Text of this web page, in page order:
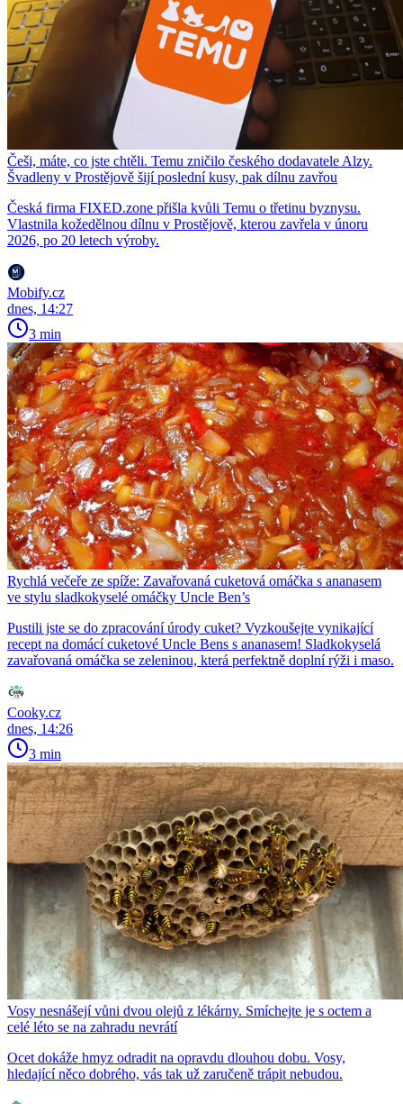
Češi, máte, co jste chtěli. Temu zničilo českého dodavatele Alzy.
Švadleny v Prostějově šijí poslední kusy, pak dílnu zavřou
Česká firma FIXED.zone přišla kvůli Temu o třetinu byznysu.
Vlastnila kožedělnou dílnu v Prostějově, kterou zavřela v únoru
2026, po 20 letech výroby.
Mobify.cz
dnes, 14:27
3 min
Rychlá večeře ze spíže: Zavařovaná cuketová omáčka s ananasem
ve stylu sladkokyselé omáčky Uncle Ben’s
Pustili jste se do zpracování úrody cuket? Vyzkoušejte vynikající
recept na domácí cuketové Uncle Bens s ananasem! Sladkokyselá
zavařovaná omáčka se zeleninou, která perfektně doplní rýži i maso.
Cooky.cz
dnes, 14:26
3 min
Vosy nesnášejí vůni dvou olejů z lékárny. Smíchejte je s octem a
celé léto se na zahradu nevrátí
Ocet dokáže hmyz odradit na opravdu dlouhou dobu. Vosy,
hledající něco dobrého, vás tak už zaručeně trápit nebudou.